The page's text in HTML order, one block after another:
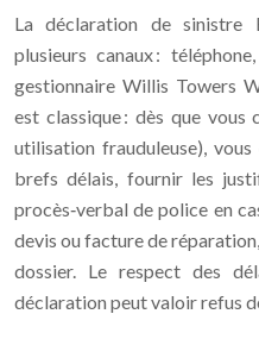
La déclaration de sinistre
plusieurs canaux :
gestionnaire Willis Towers
est classique : dès que vous
utilisation frauduleuse),
brefs délais, fournir les
procès‑verbal de police en
devis ou facture de
dossier. Le respect des
déclaration peut valoir refus